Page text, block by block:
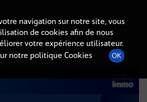
DE L'ÉPISODE
navigation sur notre site, vous
de cookies afin de nous
votre expérience utilisateur.
notre politique Cookies
OK